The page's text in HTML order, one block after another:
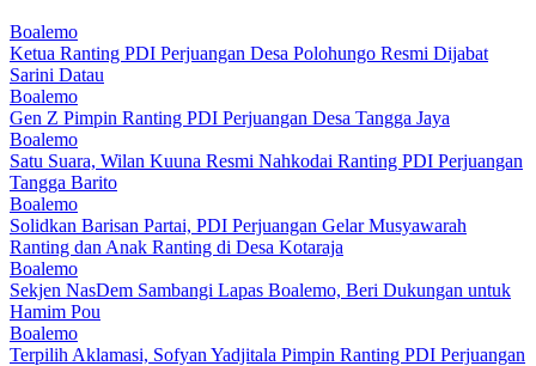
Boalemo
Ketua Ranting PDI Perjuangan Desa Polohungo Resmi Dijabat
Sarini Datau
Boalemo
Gen Z Pimpin Ranting PDI Perjuangan Desa Tangga Jaya
Boalemo
Satu Suara, Wilan Kuuna Resmi Nahkodai Ranting PDI Perjuangan
Tangga Barito
Boalemo
Solidkan Barisan Partai, PDI Perjuangan Gelar Musyawarah
Ranting dan Anak Ranting di Desa Kotaraja
Boalemo
Sekjen NasDem Sambangi Lapas Boalemo, Beri Dukungan untuk
Hamim Pou
Boalemo
Terpilih Aklamasi, Sofyan Yadjitala Pimpin Ranting PDI Perjuangan